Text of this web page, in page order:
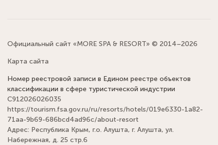
Официальный сайт «MORE SPA & RESORT» © 2014–2026
Карта сайта
Номер реестровой записи в Едином реестре объектов
классификации в сфере туристической индустрии
С912026026035
https://tourism.fsa.gov.ru/ru/resorts/hotels/019e6330-1a82-
71aa-9b69-686bcd4ad96c/about-resort
Адрес: Республика Крым, г.о. Алушта, г. Алушта, ул.
Набережная, д. 25 стр.6